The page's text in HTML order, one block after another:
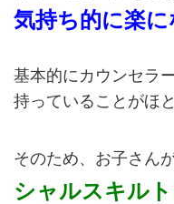
気持ち的に楽に
基本的にカウンセラ
持っていることがほ
そのため、お子さん
シャルスキル